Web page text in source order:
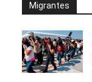
Migrantes